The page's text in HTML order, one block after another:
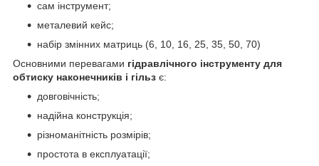
сам інструмент;
металевий кейс;
набір змінних матриць (6, 10, 16, 25, 35, 50, 70)
Основними перевагами гідравлічного інструменту для
обтиску наконечників і гільз є:
довговічність;
надійна конструкція;
різноманітність розмірів;
простота в експлуатації;